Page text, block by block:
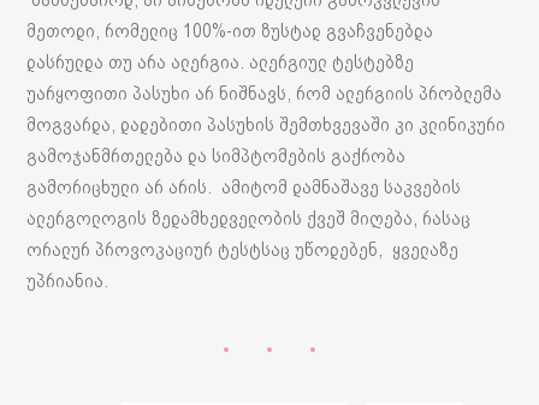
მეთოდი, რომელიც 100%-ით ზუსტად გვაჩვენებდა
დასრულდა თუ არა ალერგია. ალერგიულ ტესტებზე
უარყოფითი პასუხი არ ნიშნავს, რომ ალერგიის პრობლემა
მოგვარდა, დადებითი პასუხის შემთხვევაში კი კლინიკური
გამოჯანმრთელება და სიმპტომების გაქრობა
გამორიცხული არ არის. ამიტომ დამნაშავე საკვების
ალერგოლოგის ზედამხედველობის ქვეშ მიღება, რასაც
ორალურ პროვოკაციურ ტესტსაც უწოდებენ, ყველაზე
უპრიანია.